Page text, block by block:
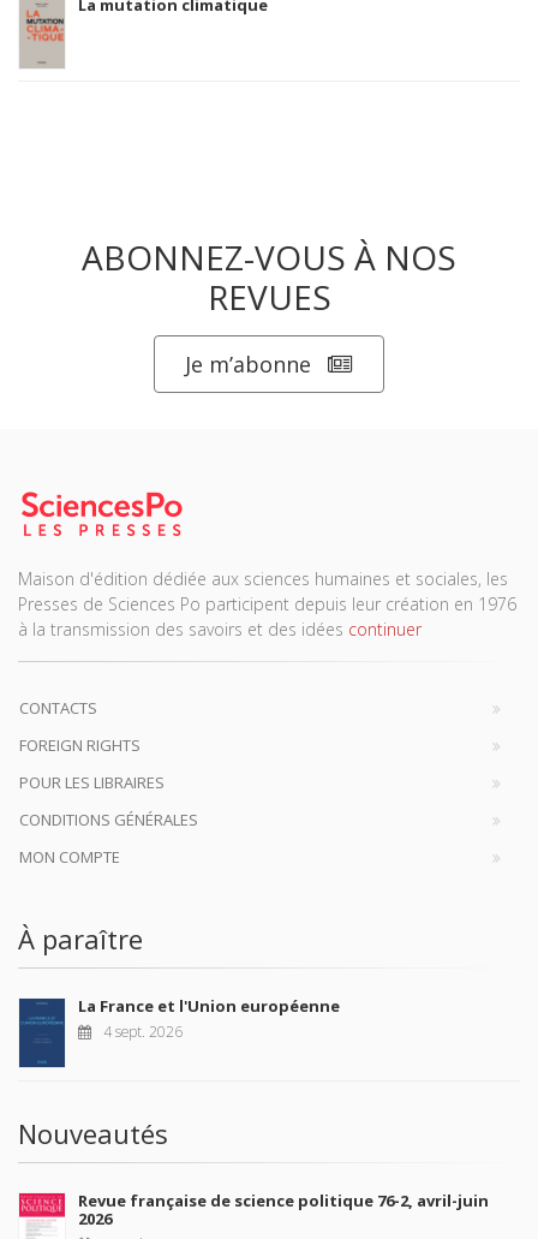
La mutation climatique
ABONNEZ-VOUS À NOS
REVUES
Je m’abonne
Maison d'édition dédiée aux sciences humaines et sociales, les
Presses de Sciences Po participent depuis leur création en 1976
à la transmission des savoirs et des idées continuer
CONTACTS
FOREIGN RIGHTS
POUR LES LIBRAIRES
CONDITIONS GÉNÉRALES
MON COMPTE
À paraître
La France et l'Union européenne
4 sept. 2026
Nouveautés
Revue française de science politique 76-2, avril-juin
2026